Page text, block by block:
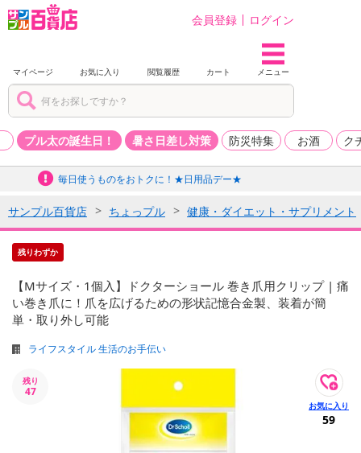
会員登録 ログイン
マイページ お気に入り 閲覧履歴 カート メニュー
プル太の誕生日！ 暑さ日差し対策 防災特集 お酒 ク
毎日使うものをおトクに！★日用品デー★
サンプル百貨店 ちょっプル 健康・ダイエット・サプリメント
残りわずか
【Mサイズ・1個入】ドクターショール 巻き爪用クリップ | 痛
い巻き爪に！爪を広げるための形状記憶合金製、装着が簡
単・取り外し可能
ライフスタイル 生活のお手伝い
残り
47
59